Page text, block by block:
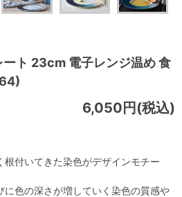
ート 23cm 電子レンジ温め 食
6,050円(税込)
付いてきた染色がデザインモチー
に色の深さが増していく染色の質感や